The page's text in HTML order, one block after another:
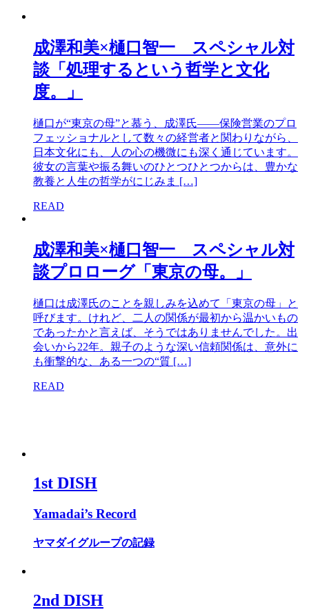
成澤和美×樋口智一 スペシャル対
談「処理するという哲学と文化
度。」
樋口が“東京の母”と慕う、成澤氏——保険営業のプロ
フェッショナルとして数々の経営者と関わりながら、
日本文化にも、人の心の機微にも深く通じています。
彼女の言葉や振る舞いのひとつひとつからは、豊かな
教養と人生の哲学がにじみま […]
READ
成澤和美×樋口智一 スペシャル対
談プロローグ「東京の母。」
樋口は成澤氏のことを親しみを込めて「東京の母」と
呼びます。けれど、二人の関係が最初から温かいもの
であったかと言えば、そうではありませんでした。出
会いから22年。親子のような深い信頼関係は、意外に
も衝撃的な、ある一つの“質 […]
READ
1st DISH
Yamadai’s Record
ヤマダイグループの記録
2nd DISH